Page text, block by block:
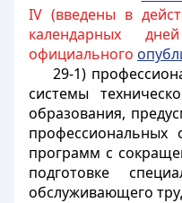
IV (введены в
календарных
официального
29-1)
системы
образования,
профессиональных
программ с
подготовке
обслуживающего